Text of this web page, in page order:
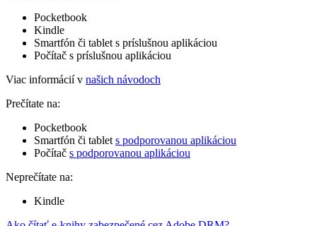
Pocketbook
Kindle
Smartfón či tablet s príslušnou aplikáciou
Počítač s príslušnou aplikáciou
Viac informácií v našich návodoch
Prečítate na:
Pocketbook
Smartfón či tablet s podporovanou aplikáciou
Počítač s podporovanou aplikáciou
Neprečítate na:
Kindle